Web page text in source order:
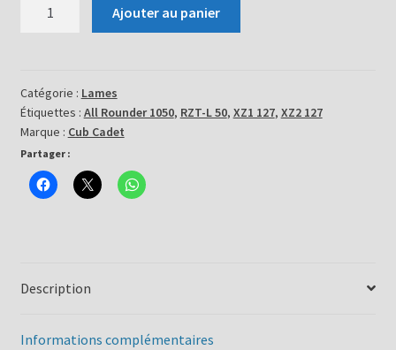
3
lames
742-
04053C
Ajouter au panier
Catégorie : Lames
Étiquettes : All Rounder 1050, RZT-L 50, XZ1 127, XZ2 127
Marque : Cub Cadet
Partager :
Description
Informations complémentaires